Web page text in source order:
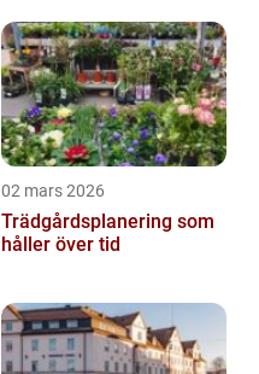
02 mars 2026
Trädgårdsplanering som
håller över tid